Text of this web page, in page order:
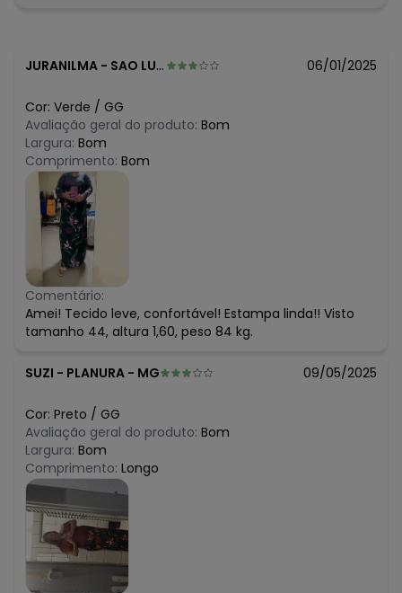
JURANILMA - SAO LUIS - MA 06/01/2025
Cor: Verde / GG
Avaliação geral do produto: Bom
Largura: Bom
Comprimento: Bom
Comentário:
Amei! Tecido leve, confortável! Estampa linda!! Visto
tamanho 44, altura 1,60, peso 84 kg.
SUZI - PLANURA - MG 09/05/2025
Cor: Preto / GG
Avaliação geral do produto: Bom
Largura: Bom
Comprimento: Longo